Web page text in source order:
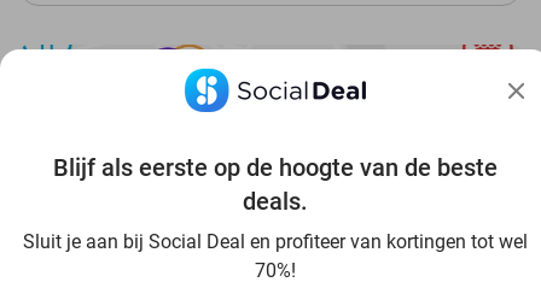
Blijf als eerste op de hoogte van de beste
deals.
Sluit je aan bij Social Deal en profiteer van kortingen tot wel
70%!
Ontdek alle topdeals in jouw omgeving